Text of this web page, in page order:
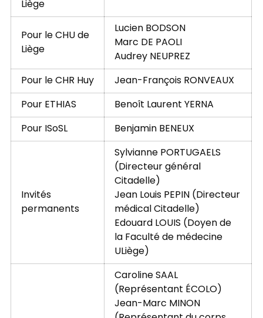
Liège
Pour le CHU de
Liège
Lucien BODSON
Marc DE PAOLI
Audrey NEUPREZ
Pour le CHR Huy
Jean-François RONVEAUX
Pour ETHIAS
Benoît Laurent YERNA
Pour ISoSL
Benjamin BENEUX
Invités
permanents
Sylvianne PORTUGAELS
(Directeur général
Citadelle)
Jean Louis PEPIN (Directeur
médical Citadelle)
Edouard LOUIS (Doyen de
la Faculté de médecine
ULiège)
Caroline SAAL
(Représentant ÉCOLO)
Jean-Marc MINON